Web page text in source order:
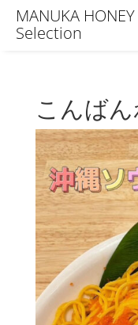
MANUKA HONEY
Selection
こんばん